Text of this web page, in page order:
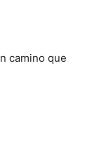
camino que